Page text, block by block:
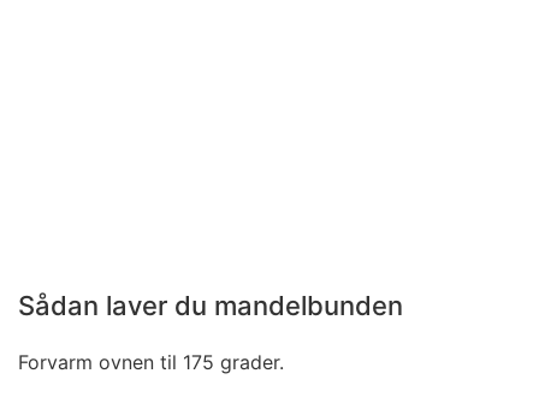
Sådan laver du mandelbunden
Forvarm ovnen til 175 grader.